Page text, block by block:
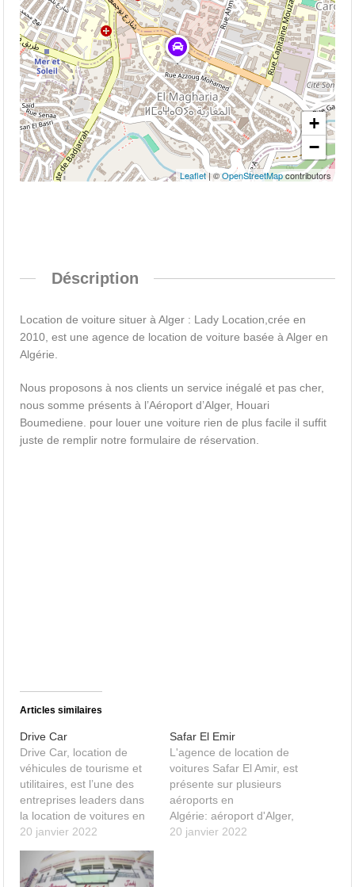
+
−
Leaflet| ©OpenStreetMapcontributors
Déscription
Location de voiture situer à Alger : Lady Location,crée en
2010, est une agence de location de voiture basée à Alger en
Algérie.
Nous proposons à nos clients un service inégalé et pas cher,
nous somme présents à l’Aéroport d’Alger, Houari
Boumediene. pour louer une voiture rien de plus facile il suffit
juste de remplir notre formulaire de réservation.
Articles similaires
Drive Car
Drive Car, location de
véhicules de tourisme et
utilitaires, est l’une des
entreprises leaders dans
la location de voitures en
Algérie. Drive Car se
service et sa bienveillance
sur ses clients. Crée en
20 janvier 2022
Safar El Emir
L'agence de location de
voitures Safar El Amir, est
présente sur plusieurs
aéroports en
Algérie: aéroport d'Alger,
Oran, Tlemcen, Chlef,
20 janvier 2022